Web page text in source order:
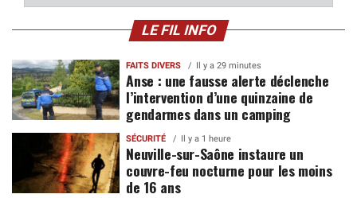
LE FIL INFO
FAITS DIVERS Il y a 29 minutes
Anse : une fausse alerte déclenche
l’intervention d’une quinzaine de
gendarmes dans un camping
SÉCURITÉ Il y a 1 heure
Neuville-sur-Saône instaure un
couvre-feu nocturne pour les moins
de 16 ans